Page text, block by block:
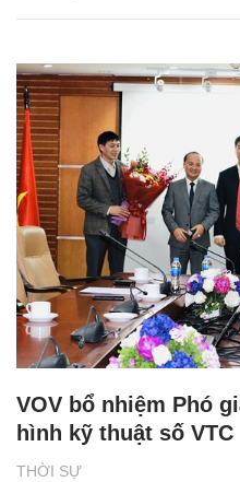
THỜI SỰ
VOV bổ nhiệm Phó
hình kỹ thuật số VTC